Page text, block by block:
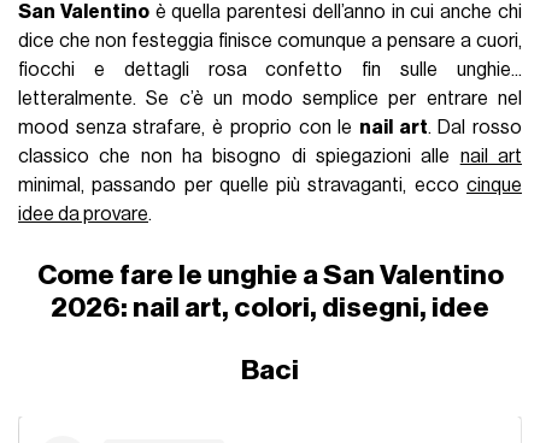
San Valentinoè quella parentesi dell’anno in cui anche chi
dice che non festeggia finisce comunque a pensare a cuori,
fiocchi e dettagli rosa confetto fin sulle unghie...
letteralmente. Se c’è un modo semplice per entrare nel
mood senza strafare, è proprio con le nail art. Dal rosso
classico che non ha bisogno di spiegazioni alle nail art
minimal, passando per quelle più stravaganti, ecco cinque
idee da provare.
Come fare le unghie a San Valentino
2026: nail art, colori, disegni, idee
Baci